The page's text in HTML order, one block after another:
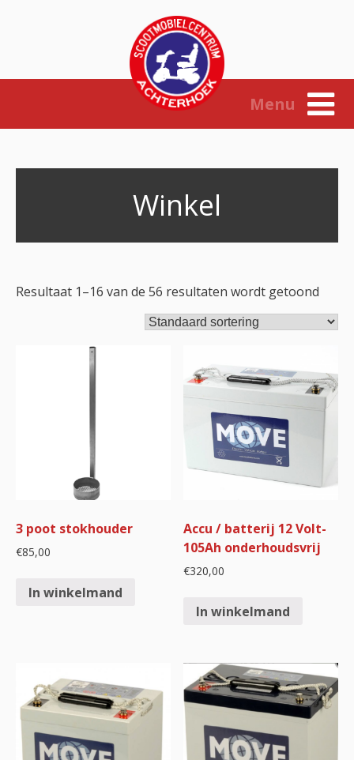
Menu
Winkel
Resultaat 1–16 van de 56 resultaten wordt getoond
3 poot stokhouder
€85,00
In winkelmand
Accu / batterij 12 Volt-
105Ah onderhoudsvrij
€320,00
In winkelmand